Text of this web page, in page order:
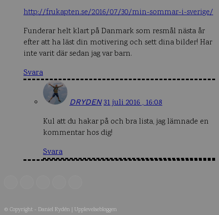
http://frukapten.se/2016/07/30/min-sommar-i-sverige/
Funderar helt klart på Danmark som resmål nästa år
efter att ha läst din motivering och sett dina bilder! Har
inte varit där sedan jag var barn.
Svara
DRYDEN 31 juli 2016 , 16:08
Kul att du hakar på och bra lista, jag lämnade en
kommentar hos dig!
Svara
© Copyright - Daniel Rydén | Upplevelsebloggen